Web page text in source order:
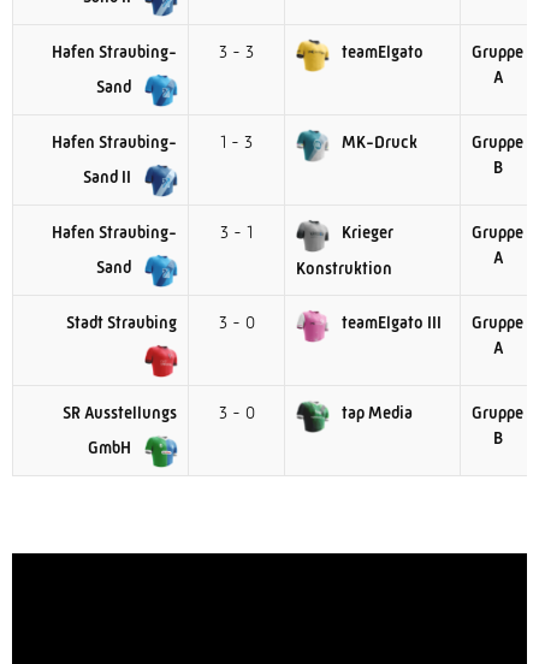
Hafen Straubing-
Sand
3 - 3 teamElgato
Gruppe
A
Hafen Straubing-
Sand II
1 - 3 MK-Druck
Gruppe
B
Hafen Straubing-
Sand
3 - 1
Krieger
Konstruktion
Gruppe
A
Stadt Straubing 3 - 0 teamElgato III
Gruppe
A
SR Ausstellungs
GmbH
3 - 0 tap Media
Gruppe
B